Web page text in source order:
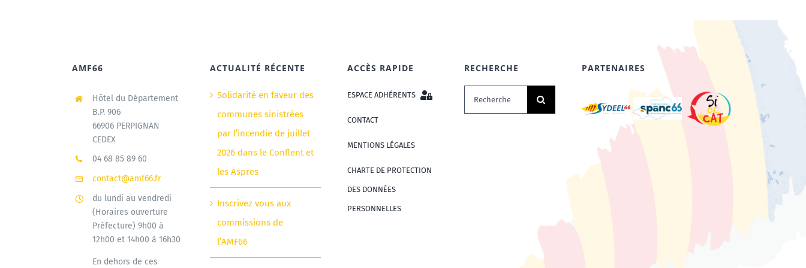
AMF66
Hôtel du Département
B.P. 906
66906 PERPIGNAN
CEDEX
04 68 85 89 60
contact@amf66.fr
du lundi au vendredi
(Horaires ouverture
Préfecture) 9h00 à
12h00 et 14h00 à 16h30
En dehors de ces
ACTUALITÉ RÉCENTE
Solidarité en faveur des
communes sinistrées
par l’incendie de juillet
2026 dans le Conflent et
les Aspres
Inscrivez vous aux
commissions de
l’AMF66
ACCÈS RAPIDE
ESPACE ADHÉRENTS
CONTACT
MENTIONS LÉGALES
CHARTE DE PROTECTION
DES DONNÉES
PERSONNELLES
RECHERCHE
Rechercher:
PARTENAIRES